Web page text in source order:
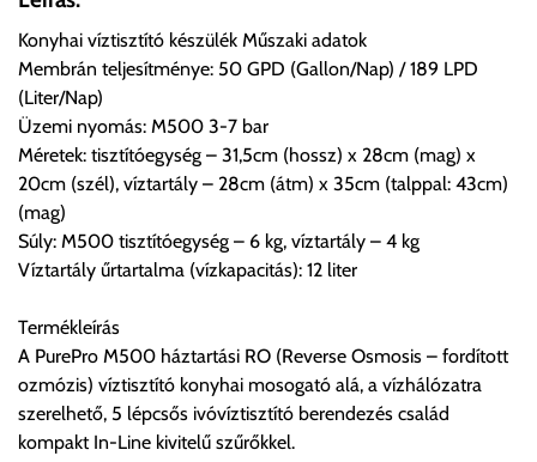
ingyenesen átvenni Budapesti Cégcsoportunk Stúdiójában
előre egyeztetett időpontban.
Cím:1133 Budapest, Váci út 100.
Szállítási díjak:
Az oldalunkon rendelés esetén, amennyiben szállítást is kér,
úgy esetenként több lehetőséget ajánl fel a program. Kérjük, a
vásárolt árú figyelembevételével az önnek megfelelő szállítási
Amennyiben nem biztos választásában, vagy a program
automatikusan nem ajánl fel szállítási költséget, úgy válassza
a 0.- forintos szállítást, kollégáink megvizsgálják a vásárolt
termék adatait, majd visszaigazolják a szállítás költségét.
Konyhai víztisztító készülék Műszaki adatok
Membrán teljesítménye: 50 GPD (Gallon/Nap) / 189 LPD
(Liter/Nap)
Üzemi nyomás: M500 3-7 bar
Méretek: tisztítóegység – 31,5cm (hossz) x 28cm (mag) x
20cm (szél), víztartály – 28cm (átm) x 35cm (talppal: 43cm)
(mag)
Súly: M500 tisztítóegység – 6 kg, víztartály – 4 kg
Víztartály űrtartalma (vízkapacitás): 12 liter
Termékleírás
A PurePro M500 háztartási RO (Reverse Osmosis – fordított
ozmózis) víztisztító konyhai mosogató alá, a vízhálózatra
szerelhető, 5 lépcsős ivóvíztisztító berendezés család
kompakt In-Line kivitelű szűrőkkel.